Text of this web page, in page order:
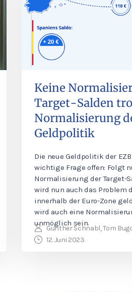
Keine
Target-Salden
Normalisierung
Geldpolitik
Die neue Geldpolitik der
wichtige Frage offen: Folgt
Normalisierung der Target-
wird nun auch das Problem
innerhalb der Euro-Zone
wird auch eine
unmöglich sein.
Gunther Schnabl, Tom
12. Juni 2023